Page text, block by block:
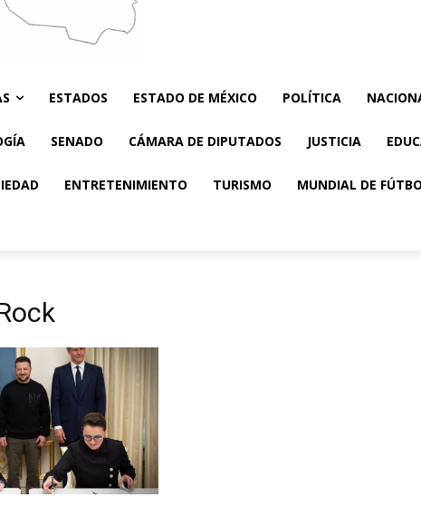
ESTADOS ESTADO DE MÉXICO POLÍTICA
SENADO CÁMARA DE DIPUTADOS JUSTICIA
ENTRETENIMIENTO TURISMO MUNDIAL DE